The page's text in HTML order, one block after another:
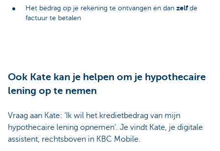
Het bedrag op je rekening te ontvangen en dan zelf de
factuur te betalen
Ook Kate kan je helpen om je hypothecaire
lening op te nemen
Vraag aan Kate: ‘Ik wil het kredietbedrag van mijn
hypothecaire lening opnemen’. Je vindt Kate, je digitale
assistent, rechtsboven in KBC Mobile.